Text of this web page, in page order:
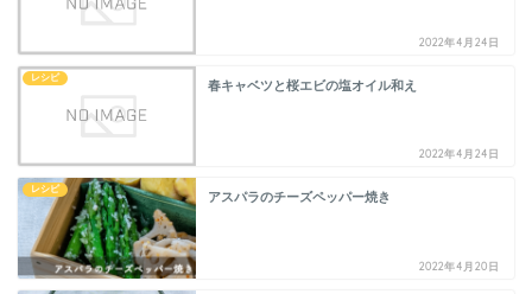
2022年4月24日
レシピ
春キャベツと桜エビの塩オイル和え
2022年4月24日
レシピ
アスパラのチーズペッパー焼き
2022年4月20日